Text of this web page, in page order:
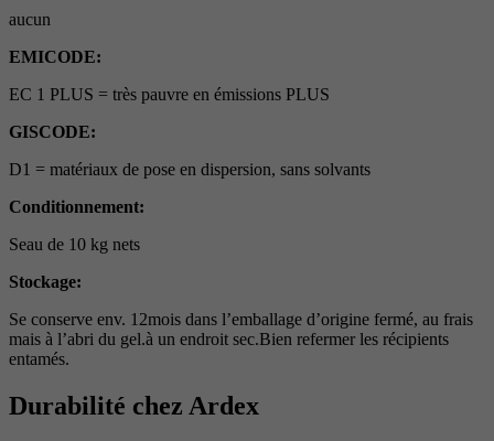
aucun
EMICODE:
EC 1 PLUS = très pauvre en émissions PLUS
GISCODE:
D1 = matériaux de pose en dispersion, sans solvants
Conditionnement:
Seau de 10 kg nets
Stockage:
Se conserve env. 12mois dans l’emballage d’origine fermé, au frais
mais à l’abri du gel.à un endroit sec.Bien refermer les récipients
entamés.
Durabilité chez Ardex